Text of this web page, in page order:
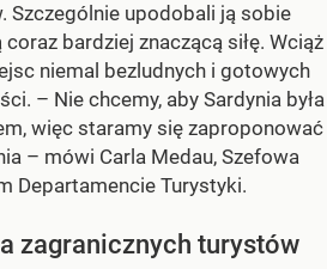
Szczególnie upodobali ją sobie
bardziej znaczącą siłę. Wciąż
niemal bezludnych i gotowych
– Nie chcemy, aby Sardynia była
więc staramy się zaproponować
– mówi Carla Medau, Szefowa
Departamencie Turystyki.
zagranicznych turystów